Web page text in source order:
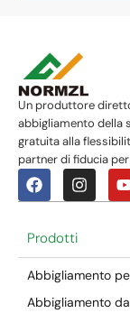
Un produttore
abbigliamento della
gratuita alla
partner di fiducia
Prodotti
Abbigliamento
Abbigliamento